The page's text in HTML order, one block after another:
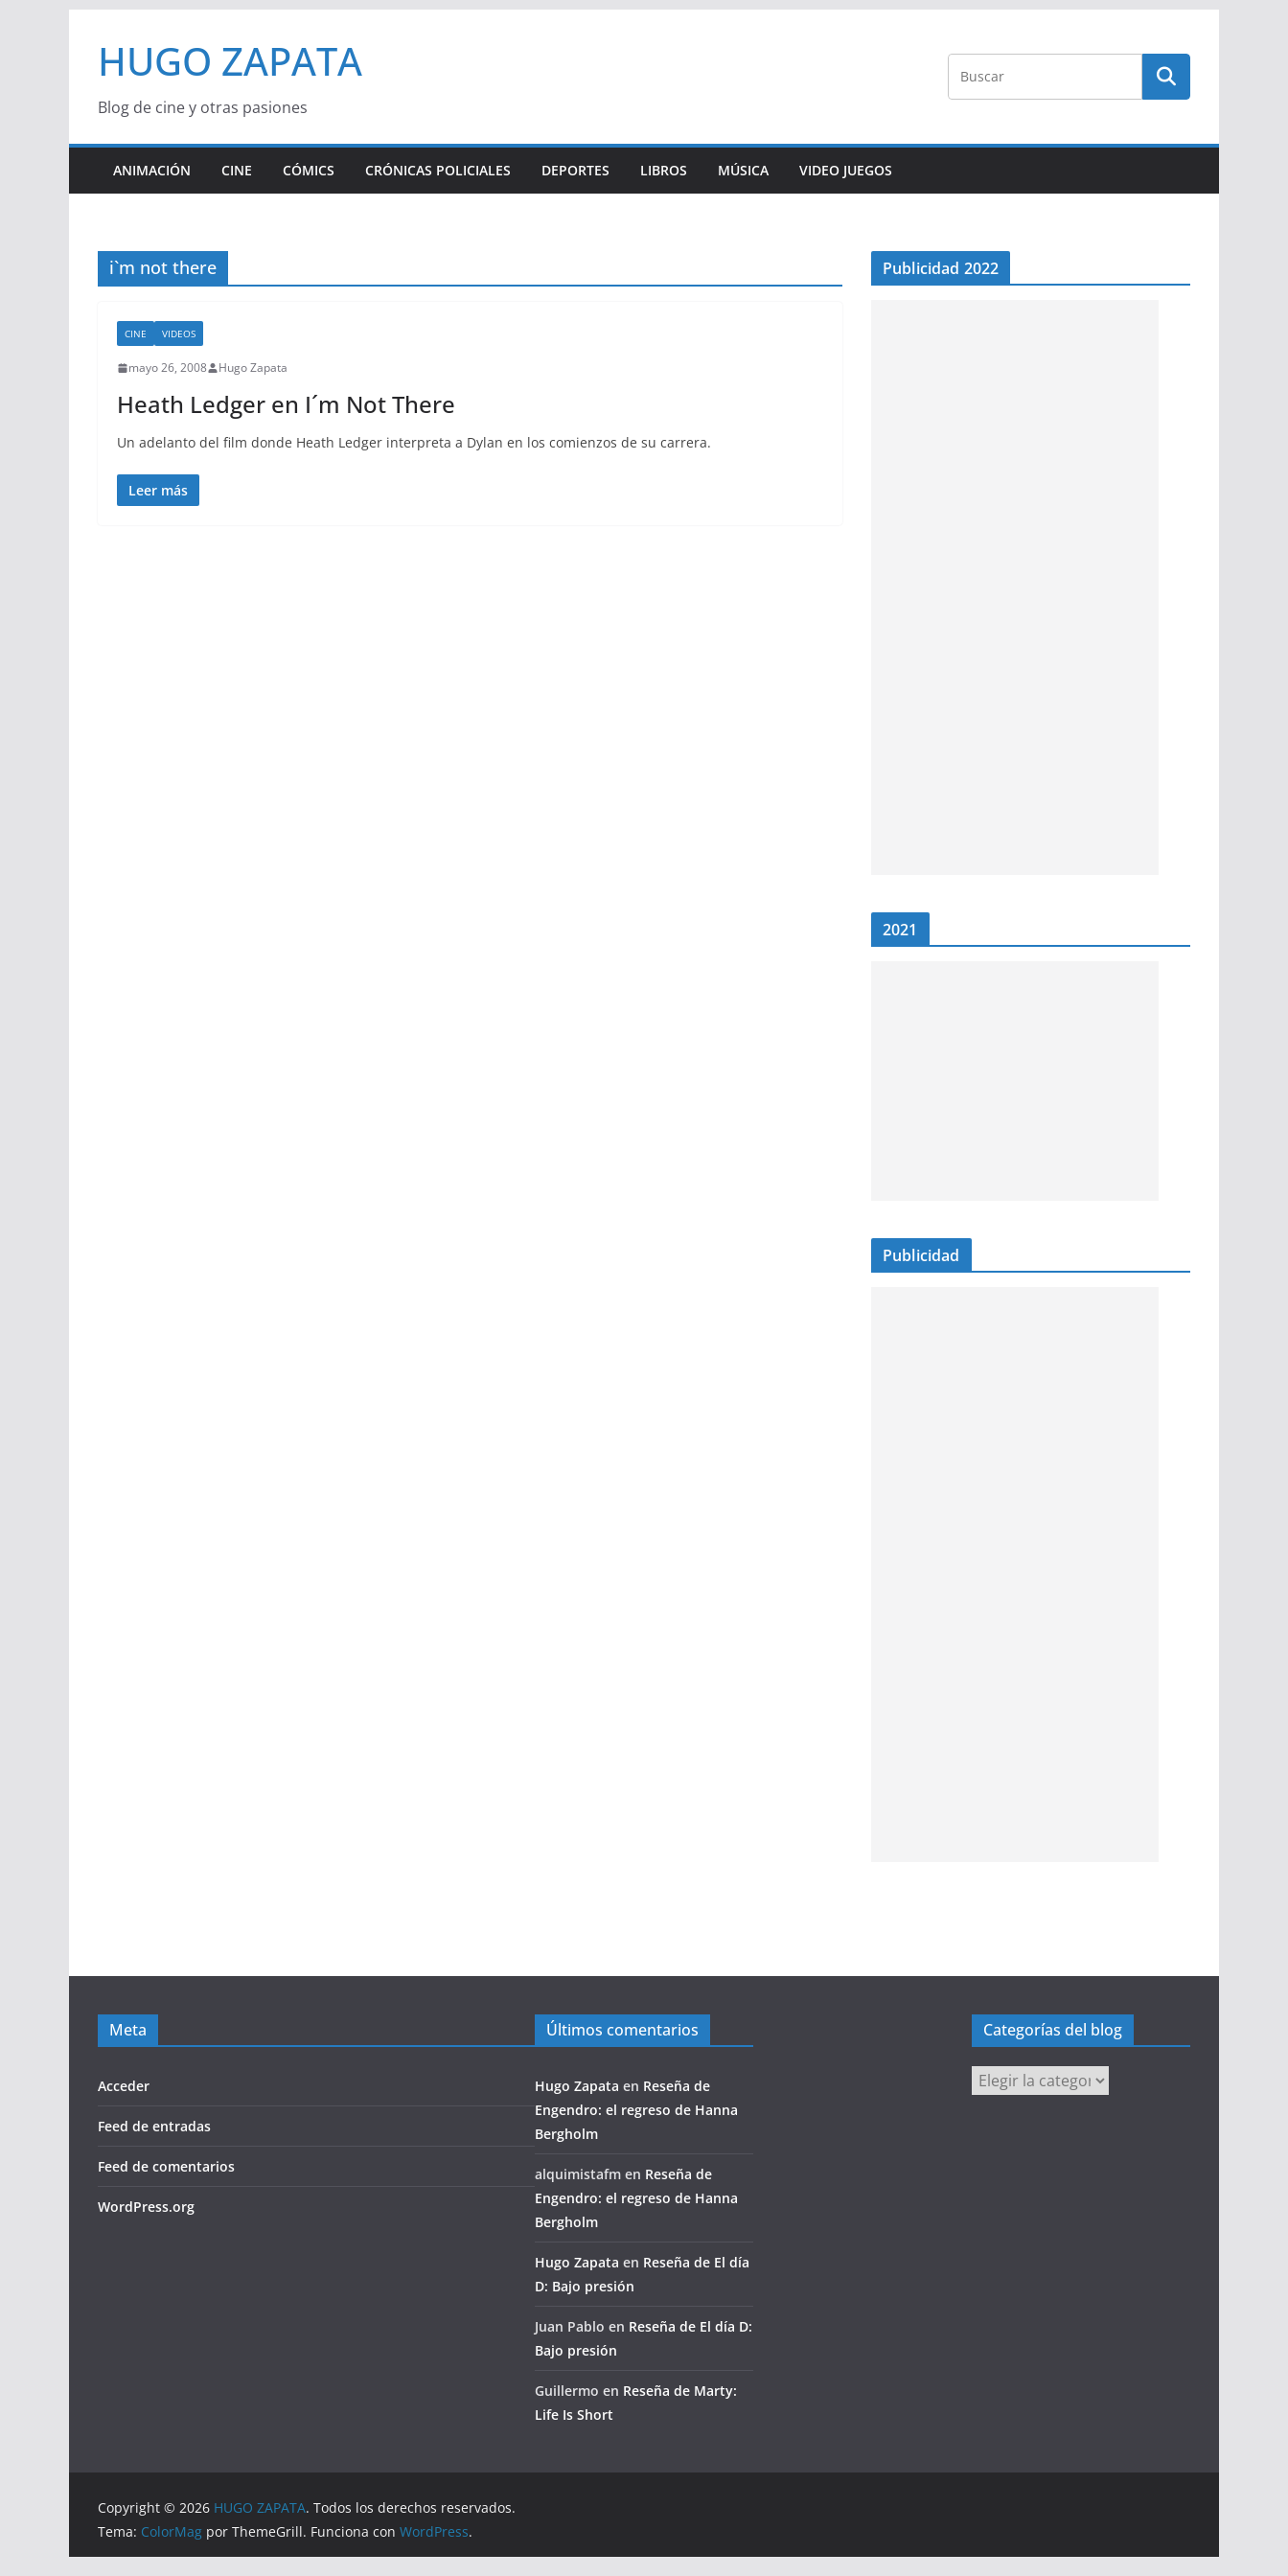
contenido
HUGO ZAPATA
Blog de cine y otras pasiones
ANIMACIÓN CINE CÓMICS CRÓNICAS POLICIALES DEPORTES LIBROS MÚSICA VIDEO JUEGOS
i`m not there
CINE VIDEOS
mayo 26, 2008 Hugo Zapata
Heath Ledger en I´m Not There
Un adelanto del film donde Heath Ledger interpreta a Dylan en los comienzos de su carrera.
Leer más
Publicidad 2022
2021
Publicidad
Meta
Acceder
Feed de entradas
Feed de comentarios
WordPress.org
Últimos comentarios
Hugo Zapata en Reseña de
Engendro: el regreso de Hanna
Bergholm
alquimistafm en Reseña de
Engendro: el regreso de Hanna
Bergholm
Hugo Zapata en Reseña de El día
D: Bajo presión
Juan Pablo en Reseña de El día D:
Bajo presión
Guillermo en Reseña de Marty:
Life Is Short
Categorías del blog
Categorías
del
Copyright © 2026 HUGO ZAPATA. Todos los derechos reservados.
Tema: ColorMag por ThemeGrill. Funciona con WordPress.